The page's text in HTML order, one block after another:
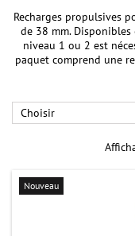
Recharges propulsives
de 38 mm. Disponibles
niveau 1 ou 2 est
paquet comprend une
Choisir
Nouveau